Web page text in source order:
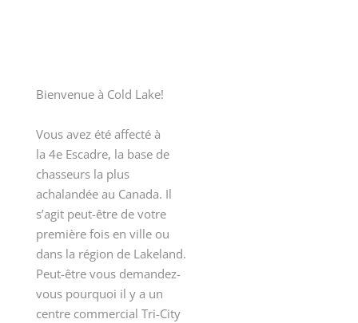
Bienvenue à Cold Lake!
Vous avez été affecté à
la 4eEscadre, la base de
chasseurs la plus
achalandée au Canada. Il
s’agit peut-être de votre
première fois en ville ou
dans la région de Lakeland.
Peut-être vous demandez-
vous pourquoi il y a un
centre commercial Tri-City